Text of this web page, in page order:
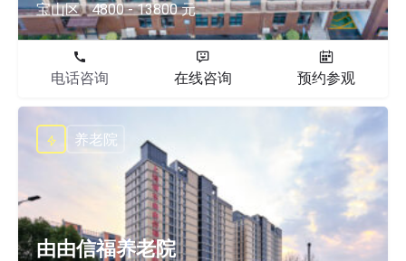
宝山区 4800 - 13800 元
电话咨询 在线咨询 预约参观
由由信福养老院
养老院